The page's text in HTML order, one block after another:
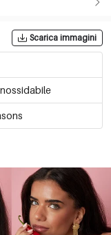
Scarica immagini